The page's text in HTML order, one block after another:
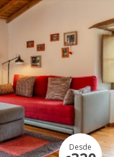
Desde